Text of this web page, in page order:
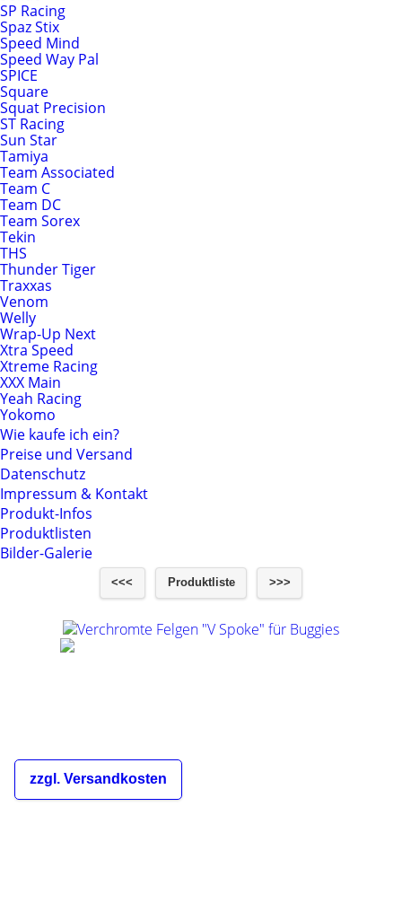
SP Racing
Spaz Stix
Speed Mind
Speed Way Pal
SPICE
Square
Squat Precision
ST Racing
Sun Star
Tamiya
Team Associated
Team C
Team DC
Team Sorex
Tekin
THS
Thunder Tiger
Traxxas
Venom
Welly
Wrap-Up Next
Xtra Speed
Xtreme Racing
XXX Main
Yeah Racing
Yokomo
Wie kaufe ich ein?
Preise und Versand
Datenschutz
Impressum & Kontakt
Produkt-Infos
Produktlisten
Bilder-Galerie
<<< Produktliste >>>
zzgl. Versandkosten